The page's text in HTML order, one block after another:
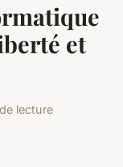
et
lecture